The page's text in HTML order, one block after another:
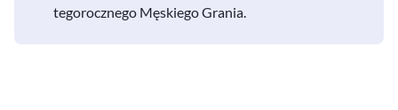
tegorocznego Męskiego Grania.